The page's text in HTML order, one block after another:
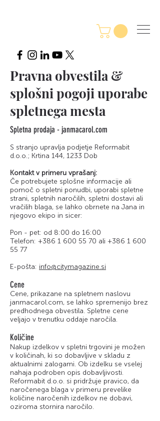
Pravna obvestila &
splošni pogoji uporabe
spletnega mesta
Spletna prodaja - janmacarol.com
S stranjo upravlja podjetje Reformabit
d.o.o.; Krtina 144, 1233 Dob
Kontakt v primeru vprašanj:
Če potrebujete splošne informacije ali
pomoč o spletni ponudbi, uporabi spletne
strani, spletnih naročilih, spletni dostavi ali
vračilih blaga, se lahko obrnete na Jana in
njegovo ekipo in sicer:
Pon - pet: od 8:00 do 16:00
Telefon: +386 1 600 55 70 ali +386 1 600
55 77
E-pošta: info@citymagazine.si
Cene
Cene, prikazane na spletnem naslovu
janmacarol.com, se lahko spremenijo brez
predhodnega obvestila. Spletne cene
veljajo v trenutku oddaje naročila.
Količine
Nakup izdelkov v spletni trgovini je možen
v količinah, ki so dobavljive v skladu z
aktualnimi zalogami. Ob izdelku se vselej
nahaja podroben opis dobavljivosti.
Reformabit d.o.o. si pridržuje pravico, da
naročenega blaga v primeru prevelike
količine naročenih izdelkov ne dobavi,
oziroma stornira naročilo.